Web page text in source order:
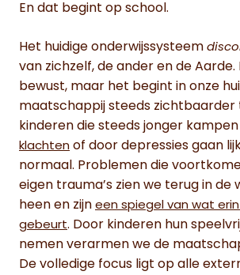
En dat begint op school.
Het huidige onderwijssysteem
van zichzelf, de ander en de Aarde.
bewust, maar het begint in onze
maatschappij steeds zichtbaarder
kinderen die steeds jonger
klachten of door depressies gaan
normaal. Problemen die
eigen trauma’s zien we terug in de
heen en zijn een spiegel van wat
gebeurt. Door kinderen hun
nemen verarmen we de
De volledige focus ligt op alle